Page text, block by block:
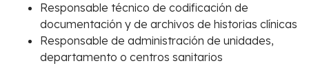
Responsable técnico de codificación de
documentación y de archivos de historias clínicas
Responsable de administración de unidades,
departamento o centros sanitarios